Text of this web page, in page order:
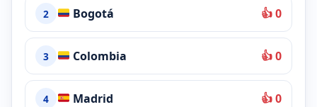
2 Bogotá 👍 0
3 Colombia 👍 0
4 Madrid 👍 0